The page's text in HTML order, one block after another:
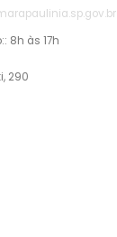
8h às 17h
290